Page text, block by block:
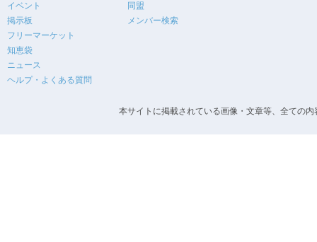
イベント
掲示板
フリーマーケット
知恵袋
ニュース
ヘルプ・よくある質問
同盟
メンバー検索
本サイトに掲載されている画像・文章等、全ての